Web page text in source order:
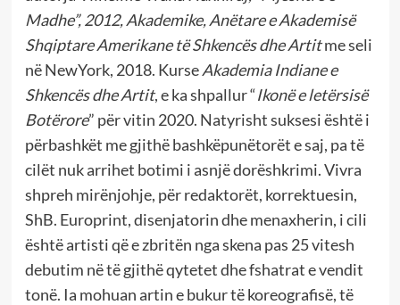
Madhe”, 2012, Akademike, Anëtare e Akademisë
Shqiptare Amerikane të Shkencës dhe Artitme seli
në NewYork, 2018. KurseAkademia Indiane e
Shkencës dhe Artit, e ka shpallur “Ikonë e letërsisë
Botërore” për vitin 2020. Natyrisht suksesi është i
përbashkët me gjithë bashkëpunëtorët e saj, pa të
cilët nuk arrihet botimi i asnjë dorëshkrimi. Vivra
shpreh mirënjohje, për redaktorët, korrektuesin,
ShB. Europrint, disenjatorin dhe menaxherin, i cili
është artisti që e zbritën nga skena pas 25 vitesh
debutim në të gjithë qytetet dhe fshatrat e vendit
tonë. Ia mohuan artin e bukur të koreografisë, të